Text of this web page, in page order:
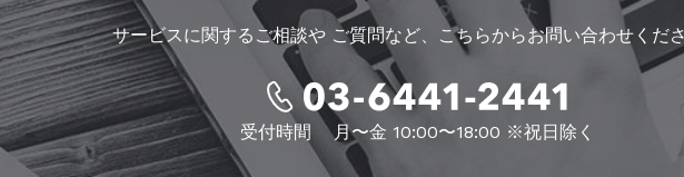
サービスに関するご相談やご質問など、こちらからお問い合わせくだ
受付時間 月〜金 10:00〜18:00 ※祝日除く